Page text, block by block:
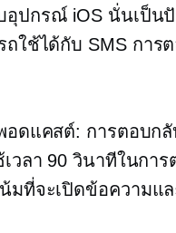
อุปกรณ์ iOS นั่นเป็น
ถใช้ได้กับ SMS การ
ดแคสต์: การตอบกลั
วลา 90 วินาทีในกา
มที่จะเปิดข้อความแ